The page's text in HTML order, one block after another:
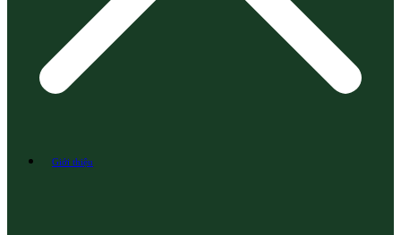
Giới thiệu